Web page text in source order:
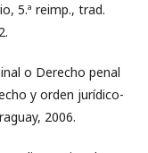
5.ª reimp., trad.
o Derecho penal
y orden jurídico-
2006.